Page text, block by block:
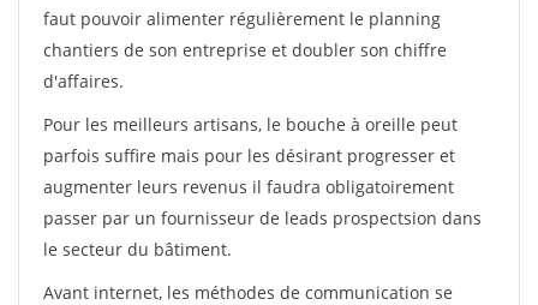
faut pouvoir alimenter régulièrement le planning
chantiers de son entreprise et doubler son chiffre
d'affaires.
Pour les meilleurs artisans, le bouche à oreille peut
parfois suffire mais pour les désirant progresser et
augmenter leurs revenus il faudra obligatoirement
passer par un fournisseur de leads prospectsion dans
le secteur du bâtiment.
Avant internet, les méthodes de communication se